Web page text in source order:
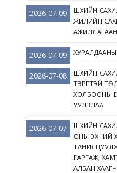
2026-07-09
ШҮҮХИЙН
ЖИЛИЙН
2026-07-09 ХУРАЛДААНЫ
2026-07-08
ШҮҮХИЙН
ТЭРГҮҮТЭЙ
ХОЛБООНЫ
УУЛЗЛАА
2026-07-07
ШҮҮХИЙН
ОНЫ ЭХНИЙ
ГАРГАЖ,
АЛБАН